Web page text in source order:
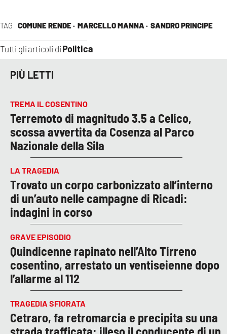
TAG COMUNE RENDE · MARCELLO MANNA · SANDRO PRINCIPE
Tutti gli articoli di Politica
PIÙ LETTI
TREMA IL COSENTINO
Terremoto di magnitudo 3.5 a Celico,
scossa avvertita da Cosenza al Parco
Nazionale della Sila
LA TRAGEDIA
Trovato un corpo carbonizzato all’interno
di un’auto nelle campagne di Ricadi:
indagini in corso
GRAVE EPISODIO
Quindicenne rapinato nell’Alto Tirreno
cosentino, arrestato un ventiseienne dopo
l’allarme al 112
TRAGEDIA SFIORATA
Cetraro, fa retromarcia e precipita su una